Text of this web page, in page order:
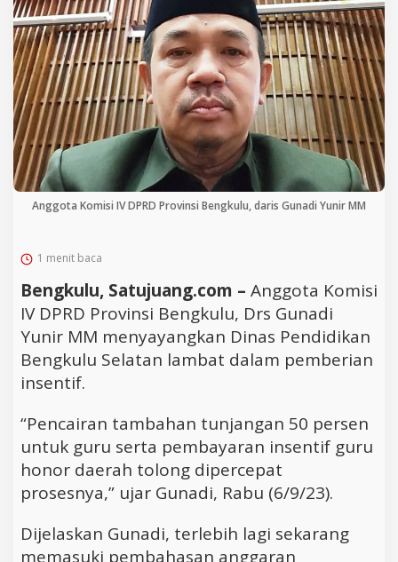
Anggota Komisi IV DPRD Provinsi Bengkulu, daris Gunadi Yunir MM
1 menit baca
Bengkulu, Satujuang.com – Anggota Komisi
IV DPRD Provinsi Bengkulu, Drs Gunadi
Yunir MM menyayangkan Dinas Pendidikan
Bengkulu Selatan lambat dalam pemberian
insentif.
“Pencairan tambahan tunjangan 50 persen
untuk guru serta pembayaran insentif guru
honor daerah tolong dipercepat
prosesnya,” ujar Gunadi, Rabu (6/9/23).
Dijelaskan Gunadi, terlebih lagi sekarang
memasuki pembahasan anggaran